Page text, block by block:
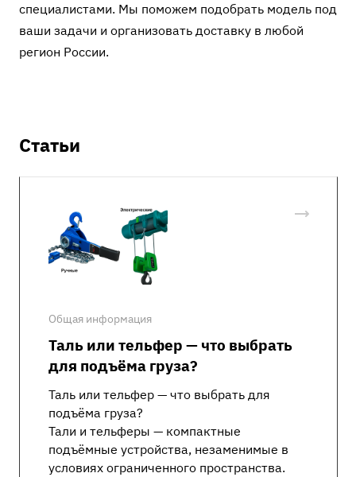
специалистами. Мы поможем подобрать модель под
ваши задачи и организовать доставку в любой
регион России.
Статьи
Общая информация
Таль или тельфер — что выбрать
для подъёма груза?
Таль или тельфер — что выбрать для
подъёма груза?
Тали и тельферы — компактные
подъёмные устройства, незаменимые в
условиях ограниченного пространства.